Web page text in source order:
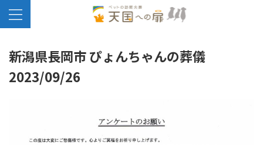
新潟県長岡市 ぴょんちゃんの葬儀
2023/09/26